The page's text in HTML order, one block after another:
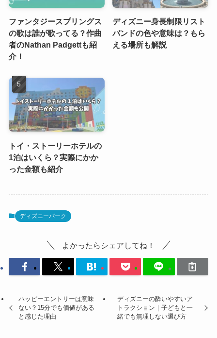
ファンタジースプリングス
の歌は誰が歌ってる？作曲
者のNathan Padgettも紹
介！
ディズニー身長制限リスト
バンドの色や意味は？もら
える場所も解説
トイ・ストーリーホテルの
1泊はいくら？実際にかか
った金額も紹介
ディズニーパーク
よかったらシェアしてね！
ハッピーエントリーは意味
ない？15分でも価値がある
と感じた理由
ディズニーの酔いやすいア
トラクション｜子どもと一
緒でも無理しない選び方